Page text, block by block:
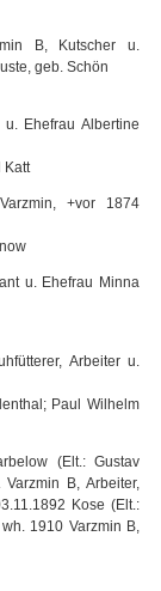
B, Kutscher u.
geb. Schön
Ehefrau Albertine
Katt
+vor 1874
u. Ehefrau Minna
Arbeiter u.
Paul Wilhelm
(Elt.: Gustav
B, Arbeiter,
Kose (Elt.:
1910 Varzmin B,